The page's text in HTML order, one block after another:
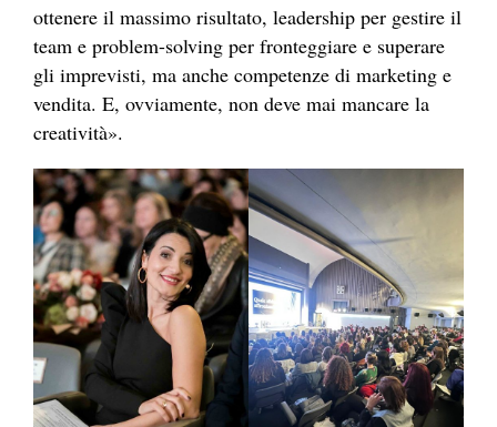
ottenere il massimo risultato, leadership per gestire il
team e problem-solving per fronteggiare e superare
gli imprevisti, ma anche competenze di marketing e
vendita. E, ovviamente, non deve mai mancare la
creatività».